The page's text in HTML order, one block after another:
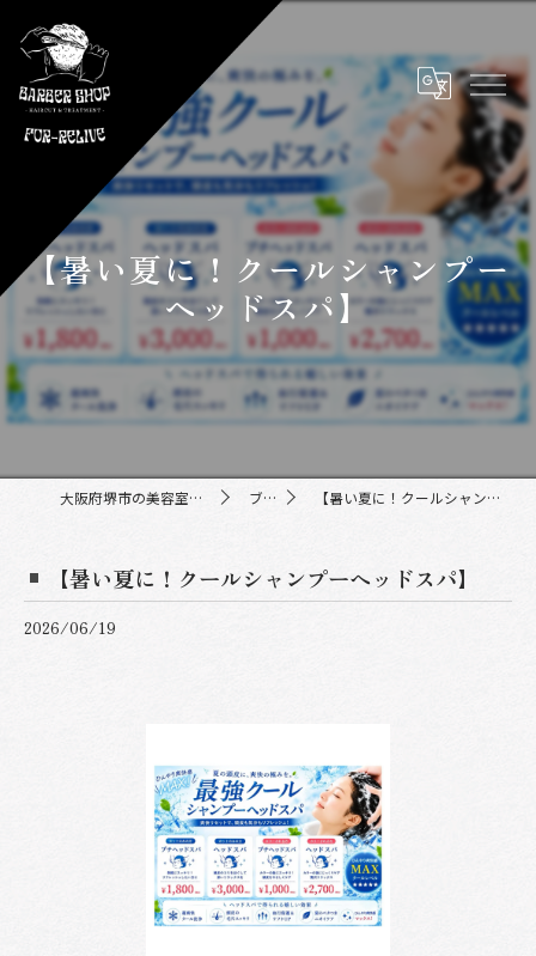
【暑い夏に！クールシャンプー
ヘッドスパ】
大阪府堺市の美容室ならFor-Relive ブログ 【暑い夏に！クールシャンプーヘッドスパ】
【暑い夏に！クールシャンプーヘッドスパ】
2026/06/19